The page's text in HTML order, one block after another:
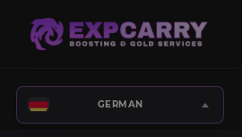
GERMAN